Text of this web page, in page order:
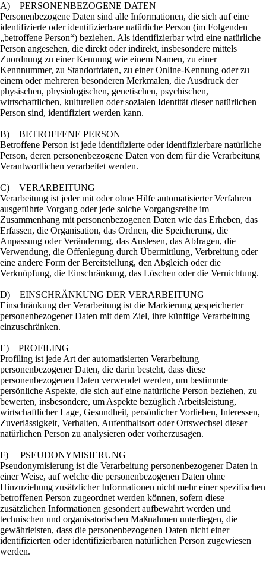
A) PERSONENBEZOGENE DATEN
Personenbezogene Daten sind alle Informationen, die sich auf eine
identifizierte oder identifizierbare natürliche Person (im Folgenden
„betroffene Person“) beziehen. Als identifizierbar wird eine natürliche
Person angesehen, die direkt oder indirekt, insbesondere mittels
Zuordnung zu einer Kennung wie einem Namen, zu einer
Kennnummer, zu Standortdaten, zu einer Online-Kennung oder zu
einem oder mehreren besonderen Merkmalen, die Ausdruck der
physischen, physiologischen, genetischen, psychischen,
wirtschaftlichen, kulturellen oder sozialen Identität dieser natürlichen
Person sind, identifiziert werden kann.
B) BETROFFENE PERSON
Betroffene Person ist jede identifizierte oder identifizierbare natürliche
Person, deren personenbezogene Daten von dem für die Verarbeitung
Verantwortlichen verarbeitet werden.
C) VERARBEITUNG
Verarbeitung ist jeder mit oder ohne Hilfe automatisierter Verfahren
ausgeführte Vorgang oder jede solche Vorgangsreihe im
Zusammenhang mit personenbezogenen Daten wie das Erheben, das
Erfassen, die Organisation, das Ordnen, die Speicherung, die
Anpassung oder Veränderung, das Auslesen, das Abfragen, die
Verwendung, die Offenlegung durch Übermittlung, Verbreitung oder
eine andere Form der Bereitstellung, den Abgleich oder die
Verknüpfung, die Einschränkung, das Löschen oder die Vernichtung.
D) EINSCHRÄNKUNG DER VERARBEITUNG
Einschränkung der Verarbeitung ist die Markierung gespeicherter
personenbezogener Daten mit dem Ziel, ihre künftige Verarbeitung
einzuschränken.
E) PROFILING
Profiling ist jede Art der automatisierten Verarbeitung
personenbezogener Daten, die darin besteht, dass diese
personenbezogenen Daten verwendet werden, um bestimmte
persönliche Aspekte, die sich auf eine natürliche Person beziehen, zu
bewerten, insbesondere, um Aspekte bezüglich Arbeitsleistung,
wirtschaftlicher Lage, Gesundheit, persönlicher Vorlieben, Interessen,
Zuverlässigkeit, Verhalten, Aufenthaltsort oder Ortswechsel dieser
natürlichen Person zu analysieren oder vorherzusagen.
F) PSEUDONYMISIERUNG
Pseudonymisierung ist die Verarbeitung personenbezogener Daten in
einer Weise, auf welche die personenbezogenen Daten ohne
Hinzuziehung zusätzlicher Informationen nicht mehr einer spezifischen
betroffenen Person zugeordnet werden können, sofern diese
zusätzlichen Informationen gesondert aufbewahrt werden und
technischen und organisatorischen Maßnahmen unterliegen, die
gewährleisten, dass die personenbezogenen Daten nicht einer
identifizierten oder identifizierbaren natürlichen Person zugewiesen
werden.